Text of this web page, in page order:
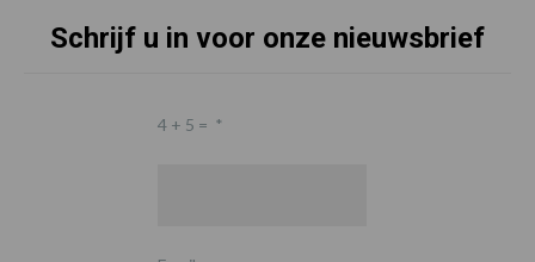
Schrijf u in voor onze nieuwsbrief
4 + 5 = *